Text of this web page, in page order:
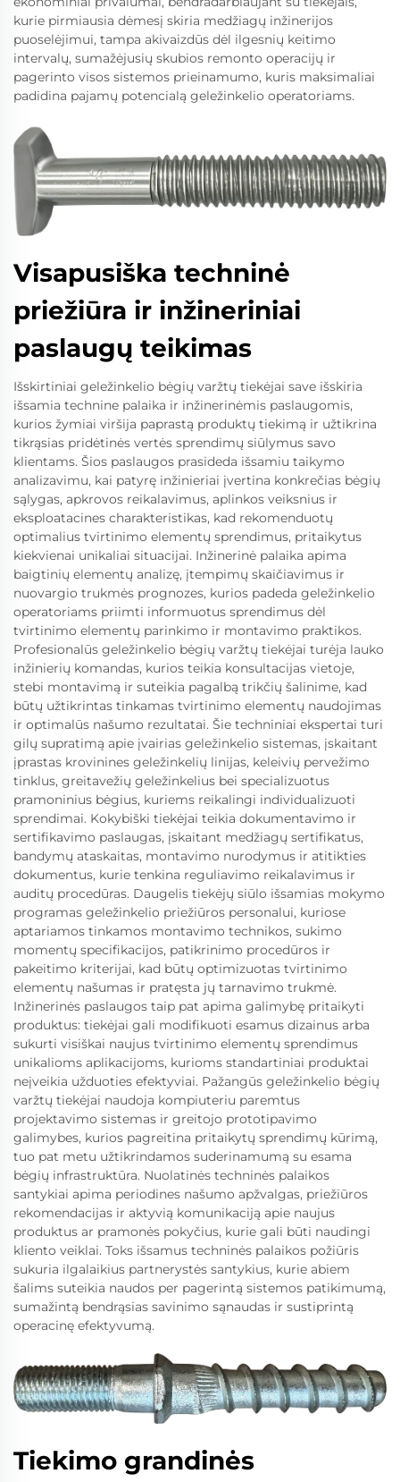
kurie pirmiausia dėmesį skiria medžiagų inžinerijos
puoselėjimui, tampa akivaizdūs dėl ilgesnių keitimo
intervalų, sumažėjusių skubios remonto operacijų ir
pagerinto visos sistemos prieinamumo, kuris maksimaliai
padidina pajamų potencialą geležinkelio operatoriams.
Visapusiška techninė
priežiūra ir inžineriniai
paslaugų teikimas
Išskirtiniai geležinkelio bėgių varžtų tiekėjai save išskiria
išsamia technine palaika ir inžinerinėmis paslaugomis,
kurios žymiai viršija paprastą produktų tiekimą ir užtikrina
tikrąsias pridėtinės vertės sprendimų siūlymus savo
klientams. Šios paslaugos prasideda išsamiu taikymo
analizavimu, kai patyrę inžinieriai įvertina konkrečias bėgių
sąlygas, apkrovos reikalavimus, aplinkos veiksnius ir
eksploatacines charakteristikas, kad rekomenduotų
optimalius tvirtinimo elementų sprendimus, pritaikytus
kiekvienai unikaliai situacijai. Inžinerinė palaika apima
baigtinių elementų analizę, įtempimų skaičiavimus ir
nuovargio trukmės prognozes, kurios padeda geležinkelio
operatoriams priimti informuotus sprendimus dėl
tvirtinimo elementų parinkimo ir montavimo praktikos.
Profesionalūs geležinkelio bėgių varžtų tiekėjai turėja lauko
inžinierių komandas, kurios teikia konsultacijas vietoje,
stebi montavimą ir suteikia pagalbą trikčių šalinime, kad
būtų užtikrintas tinkamas tvirtinimo elementų naudojimas
ir optimalūs našumo rezultatai. Šie techniniai ekspertai turi
gilų supratimą apie įvairias geležinkelio sistemas, įskaitant
įprastas krovinines geležinkelių linijas, keleivių pervežimo
tinklus, greitavežių geležinkelius bei specializuotus
pramoninius bėgius, kuriems reikalingi individualizuoti
sprendimai. Kokybiški tiekėjai teikia dokumentavimo ir
sertifikavimo paslaugas, įskaitant medžiagų sertifikatus,
bandymų ataskaitas, montavimo nurodymus ir atitikties
dokumentus, kurie tenkina reguliavimo reikalavimus ir
auditų procedūras. Daugelis tiekėjų siūlo išsamias mokymo
programas geležinkelio priežiūros personalui, kuriose
aptariamos tinkamos montavimo technikos, sukimo
momentų specifikacijos, patikrinimo procedūros ir
pakeitimo kriterijai, kad būtų optimizuotas tvirtinimo
elementų našumas ir pratęsta jų tarnavimo trukmė.
Inžinerinės paslaugos taip pat apima galimybę pritaikyti
produktus: tiekėjai gali modifikuoti esamus dizainus arba
sukurti visiškai naujus tvirtinimo elementų sprendimus
unikalioms aplikacijoms, kurioms standartiniai produktai
neįveikia užduoties efektyviai. Pažangūs geležinkelio bėgių
varžtų tiekėjai naudoja kompiuteriu paremtus
projektavimo sistemas ir greitojo prototipavimo
galimybes, kurios pagreitina pritaikytų sprendimų kūrimą,
tuo pat metu užtikrindamos suderinamumą su esama
bėgių infrastruktūra. Nuolatinės techninės palaikos
santykiai apima periodines našumo apžvalgas, priežiūros
rekomendacijas ir aktyvią komunikaciją apie naujus
produktus ar pramonės pokyčius, kurie gali būti naudingi
kliento veiklai. Toks išsamus techninės palaikos požiūris
sukuria ilgalaikius partnerystės santykius, kurie abiem
šalims suteikia naudos per pagerintą sistemos patikimumą,
sumažintą bendrąsias savinimo sąnaudas ir sustiprintą
operacinę efektyvumą.
Tiekimo grandinės